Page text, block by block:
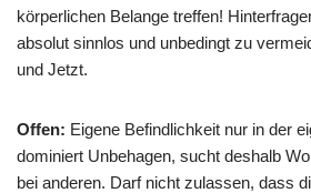
körperlichen Belange treffen!
absolut sinnlos und unbedingt zu
und Jetzt.
Offen: Eigene Befindlichkeit nur in der
dominiert Unbehagen, sucht deshalb
bei anderen. Darf nicht zulassen, dass